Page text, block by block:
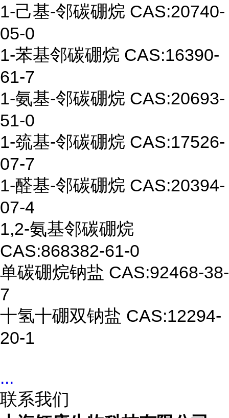
1-己基-邻碳硼烷 CAS:20740-
05-0
1-苯基邻碳硼烷 CAS:16390-
61-7
1-氨基-邻碳硼烷 CAS:20693-
51-0
1-巯基-邻碳硼烷 CAS:17526-
07-7
1-醛基-邻碳硼烷 CAS:20394-
07-4
1,2-氨基邻碳硼烷
CAS:868382-61-0
单碳硼烷钠盐 CAS:92468-38-
7
十氢十硼双钠盐 CAS:12294-
20-1
...
联系我们